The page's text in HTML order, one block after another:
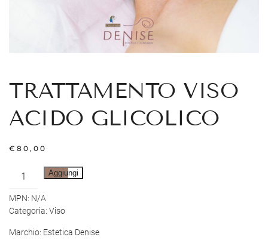
TRATTAMENTO VISO
ACIDO GLICOLICO
€ 80,00
TRATTAMENTO
ACIDO
GLICOLICO
quantità
Aggiungi
MPN: N/A
Categoria: Viso
Marchio: Estetica Denise